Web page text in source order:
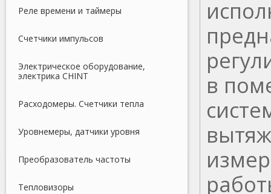
Реле времени и таймеры
Счетчики импульсов
Электрическое оборудование,
электрика CHINT
Расходомеры. Счетчики тепла
Уровнемеры, датчики уровня
Преобразователь частоты
Тепловизоры
в